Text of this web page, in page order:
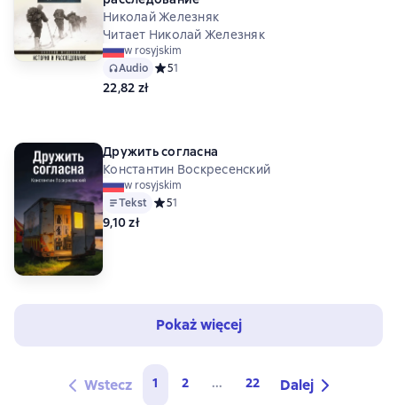
Николай Железняк
Читает Николай Железняк
w rosyjskim
Audio Средний рейтинг 5 на основе 1 оценок
51
22,82 zł
Дружить согласна
Константин Воскресенский
w rosyjskim
Tekst Средний рейтинг 5 на основе 1 оценок
51
9,10 zł
Pokaż więcej
Wstecz 1 2 ... 22 Dalej